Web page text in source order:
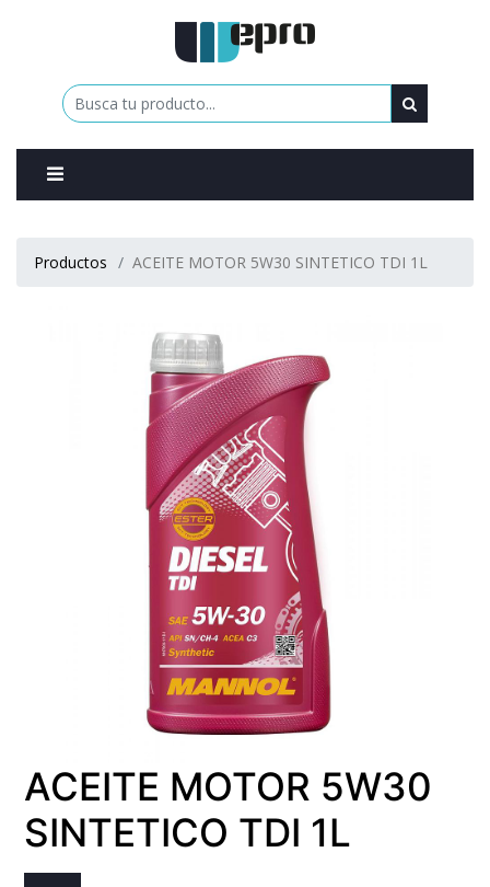
Productos ACEITE MOTOR 5W30 SINTETICO TDI 1L
ACEITE MOTOR 5W30
SINTETICO TDI 1L